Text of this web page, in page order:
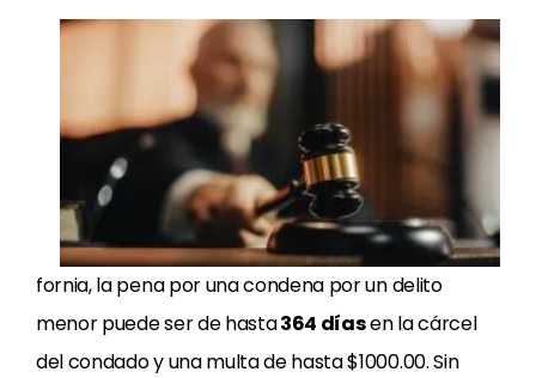
fornia, la pena por una condena por un delito
menor puede ser de hasta364 díasen la cárcel
del condado y una multa de hasta $1000.00. Sin